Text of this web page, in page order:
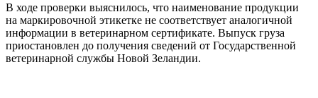
В ходе проверки выяснилось, что наименование продукции
на маркировочной этикетке не соответствует аналогичной
информации в ветеринарном сертификате. Выпуск груза
приостановлен до получения сведений от Государственной
ветеринарной службы Новой Зеландии.